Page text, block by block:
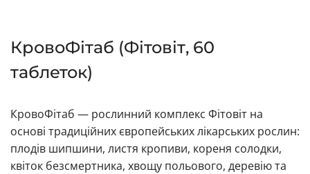
КровоФітаб (Фітовіт, 60
таблеток)
КровоФітаб — рослинний комплекс Фітовіт на
основі традиційних європейських лікарських рослин:
плодів шипшини, листя кропиви, кореня солодки,
квіток безсмертника, хвощу польового, деревію та